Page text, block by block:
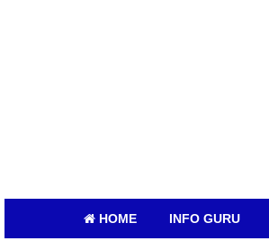
HOME INFO GURU